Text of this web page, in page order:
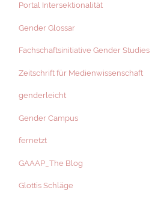
Portal Intersektionalität
Gender Glossar
Fachschaftsinitiative Gender Studies
Zeitschrift für Medienwissenschaft
genderleicht
Gender Campus
fernetzt
GAAAP_The Blog
Glottis Schläge